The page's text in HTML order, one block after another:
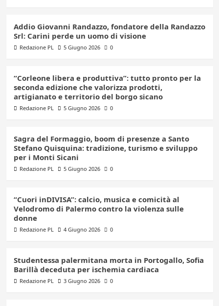
Addio Giovanni Randazzo, fondatore della Randazzo
Srl: Carini perde un uomo di visione
Redazione PL 5 Giugno 2026 0
“Corleone libera e produttiva”: tutto pronto per la
seconda edizione che valorizza prodotti,
artigianato e territorio del borgo sicano
Redazione PL 5 Giugno 2026 0
Sagra del Formaggio, boom di presenze a Santo
Stefano Quisquina: tradizione, turismo e sviluppo
per i Monti Sicani
Redazione PL 5 Giugno 2026 0
“Cuori inDIVISA”: calcio, musica e comicità al
Velodromo di Palermo contro la violenza sulle
donne
Redazione PL 4 Giugno 2026 0
Studentessa palermitana morta in Portogallo, Sofia
Barillà deceduta per ischemia cardiaca
Redazione PL 3 Giugno 2026 0